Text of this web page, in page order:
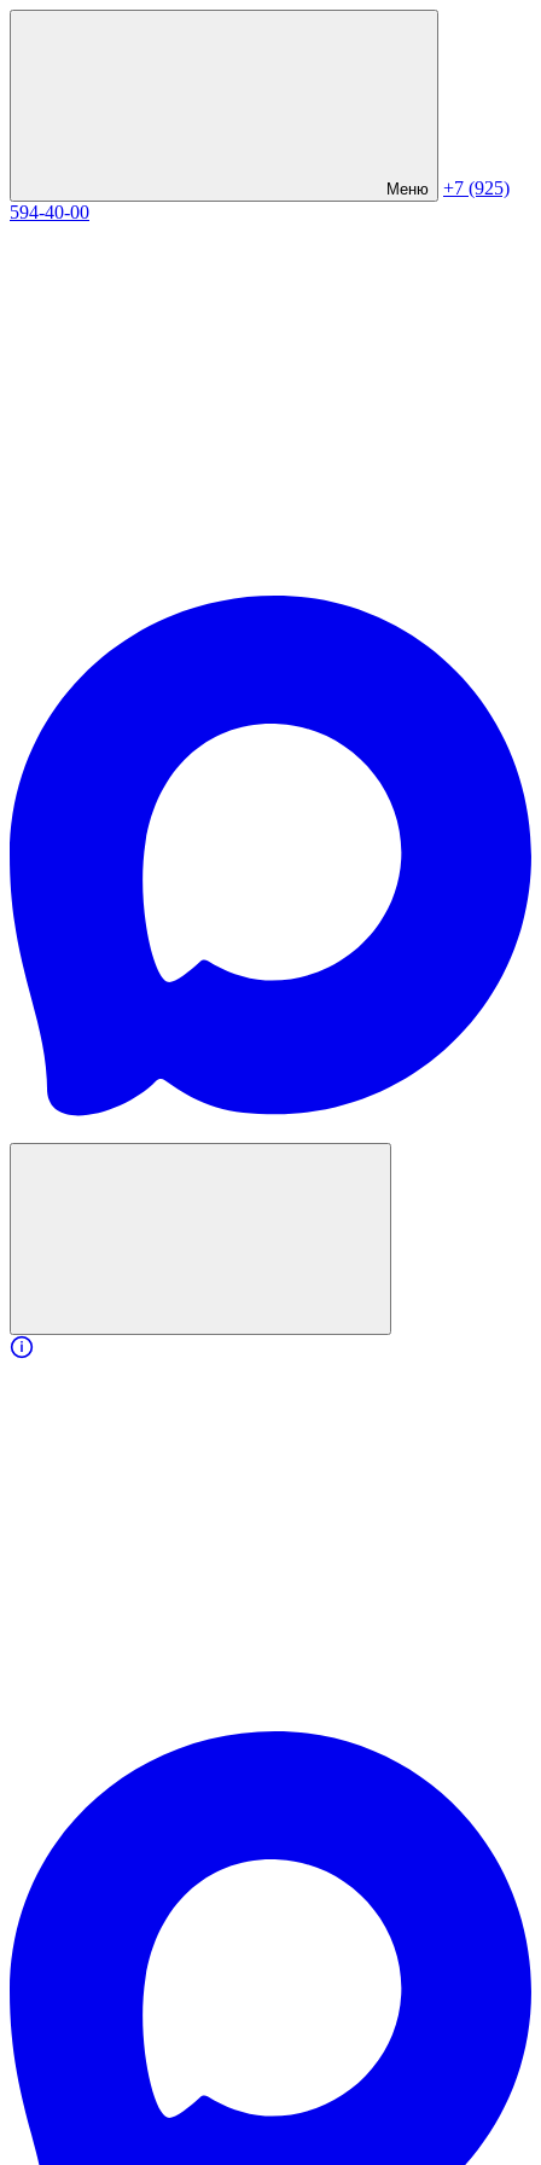
Меню
+7 (925)
594-40-00